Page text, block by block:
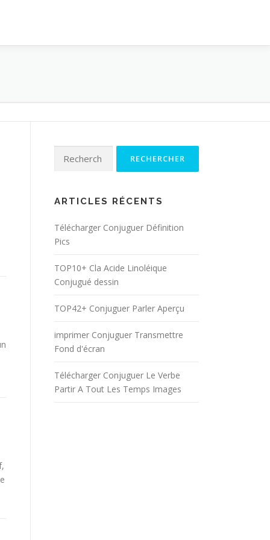
Rechercher :
ARTICLES RÉCENTS
Télécharger Conjuguer Définition
Pics
TOP10+ Cla Acide Linoléique
Conjugué dessin
TOP42+ Conjuguer Parler Aperçu
imprimer Conjuguer Transmettre
Fond d'écran
Télécharger Conjuguer Le Verbe
Partir A Tout Les Temps Images